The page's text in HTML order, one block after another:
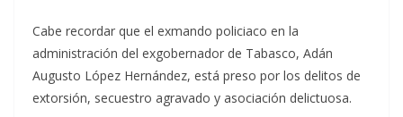
Cabe recordar que el exmando policiaco en la
administración del exgobernador de Tabasco, Adán
Augusto López Hernández, está preso por los delitos de
extorsión, secuestro agravado y asociación delictuosa.